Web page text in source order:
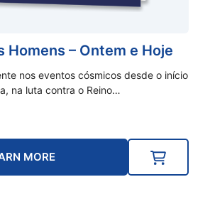
Homens – Ontem e Hoje
nos eventos cósmicos desde o início
na luta contra o Reino…
MORE